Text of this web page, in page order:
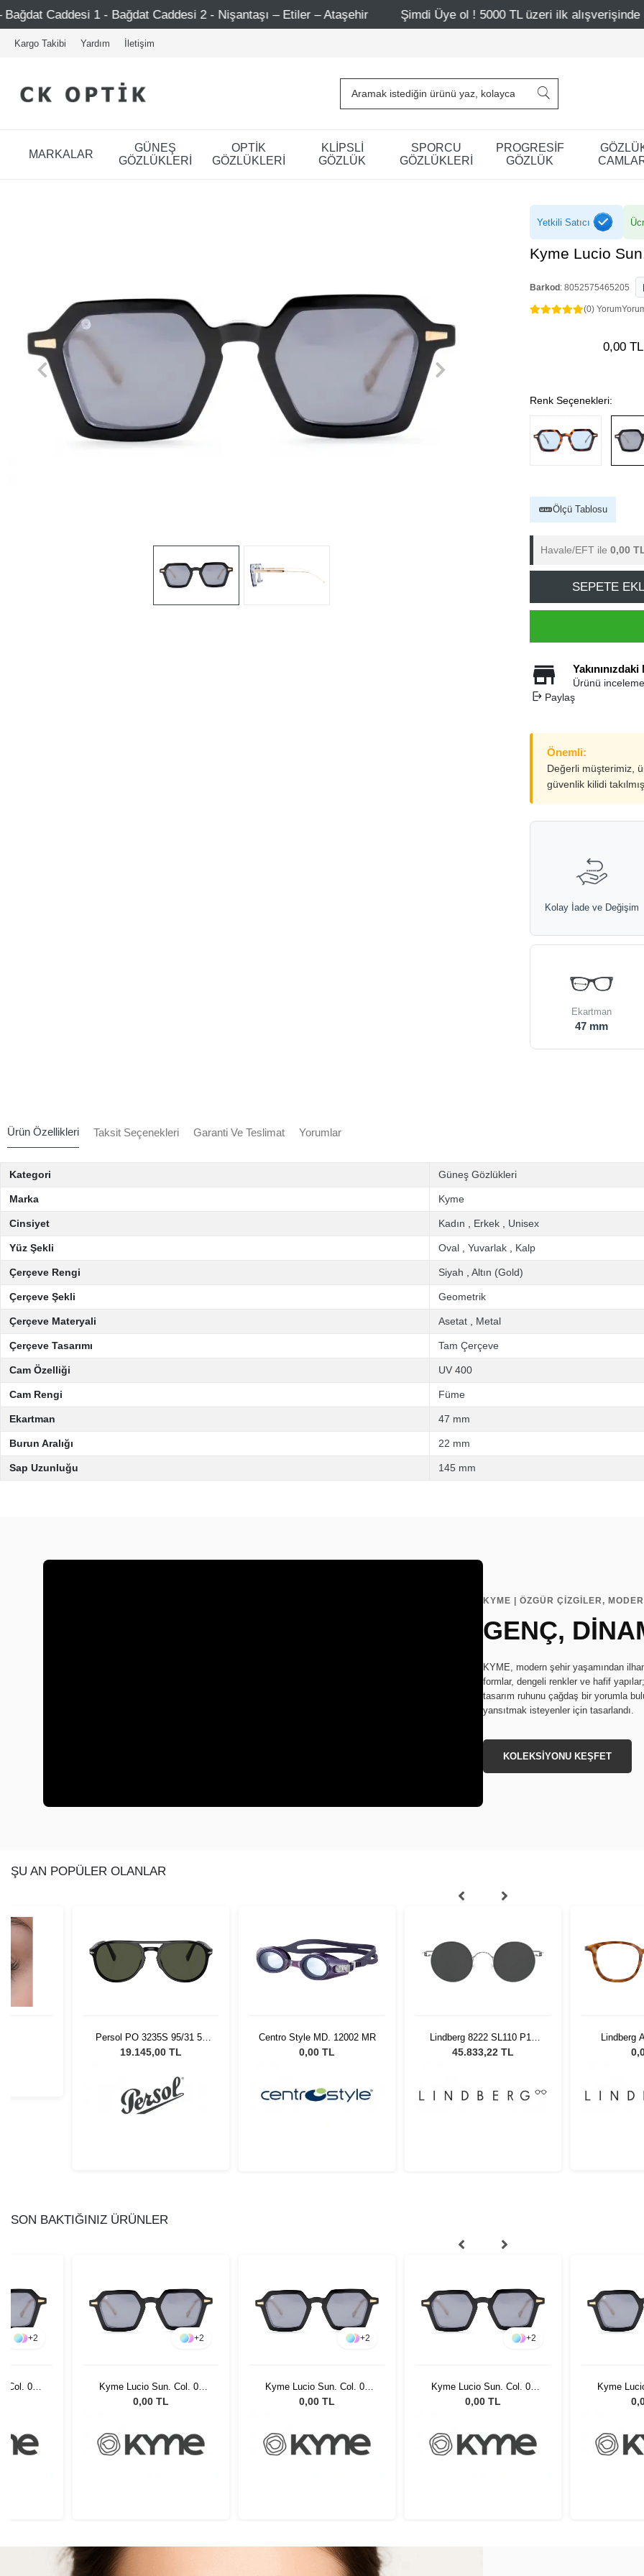
- Bağdat Caddesi 2 - Nişantaşı – Etiler – Ataşehir Şimdi Üye ol ! 5000 TL üzeri ilk alışverişinde 500 TL indirim
Kargo Takibi Yardım İletişim
MARKALAR
GÜNEŞ
GÖZLÜKLERİ
OPTİK
GÖZLÜKLERİ
KLİPSLİ
GÖZLÜK
SPORCU
GÖZLÜKLERİ
PROGRESİF
GÖZLÜK
Yetkili Satıcı
Kyme Lucio
Barkod : 8052575465205
(0) Yorum
0,00 TL
Renk Seçenekleri:
Ölçü Tablosu
Havale/EFT ile 0,00
SEPETE
Ürünü
Paylaş
Önemli:
Değerli müşterimiz,
güvenlik kilidi
Kolay İade ve Değişim
Ekartman
47 mm
Ürün Özellikleri Taksit Seçenekleri Garanti Ve Teslimat Yorumlar
Kategori Güneş Gözlükleri
Marka Kyme
Cinsiyet Kadın Erkek Unisex
Yüz Şekli Oval Yuvarlak Kalp
Çerçeve Rengi Siyah Altın (Gold)
Çerçeve Şekli Geometrik
Çerçeve Materyali Asetat Metal
Çerçeve Tasarımı Tam Çerçeve
Cam Özelliği UV 400
Cam Rengi Füme
Ekartman 47 mm
Burun Aralığı 22 mm
Sap Uzunluğu 145 mm
KYME | ÖZGÜR ÇİZGİLER,
GENÇ,
KYME, modern şehir yaşamından
formlar, dengeli renkler ve hafif
tasarım ruhunu çağdaş bir yorumla
yansıtmak isteyenler için tasarlandı.
KOLEKSİYONU KEŞFET
ŞU AN POPÜLER OLANLAR
Persol PO 3235S 95/31 55
Unisex Güneş Gözlüğü
19.145,00 TL
Centro Style MD. 12002 MR
0,00 TL
Lindberg 8222 SL110 P10
45145W
45.833,22 TL
Lindberg
SON BAKTIĞINIZ ÜRÜNLER
+2
Col. 01
+2
Kyme Lucio Sun. Col. 01
Kadın Güneş Gözlüğü
0,00 TL
+2
Kyme Lucio Sun. Col. 01
Kadın Güneş Gözlüğü
0,00 TL
+2
Kyme Lucio Sun. Col. 01
Kadın Güneş Gözlüğü
0,00 TL
Kyme
Kadın